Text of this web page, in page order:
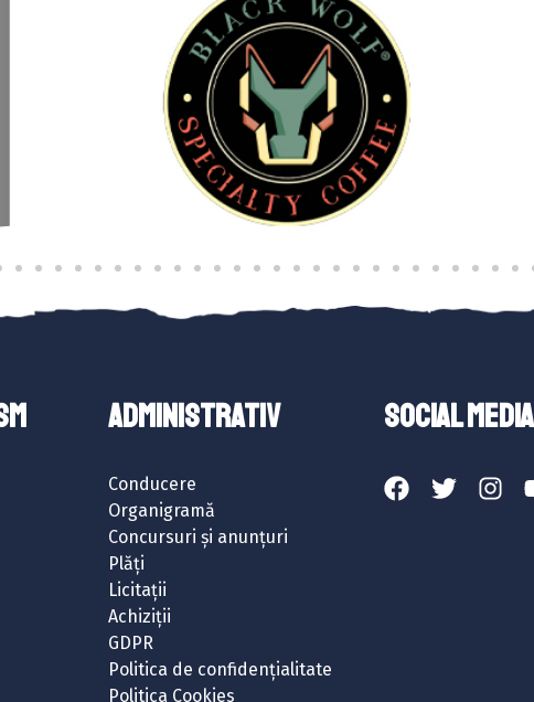
ADMINISTRATIV
Conducere
Organigramă
Concursuri și anunțuri
Plăți
Licitații
Achiziții
GDPR
Politica de confidențialitate
Politica Cookies
SOCIAL MEDIA